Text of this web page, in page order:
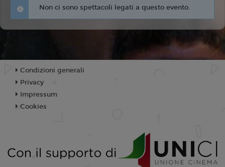
Non ci sono spettacoli legati a questo evento.
Condizioni generali
Privacy
Impressum
Cookies